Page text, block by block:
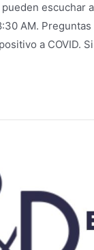
escuchar
AM.
a COVID.